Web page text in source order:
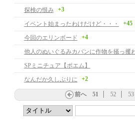
探検の恨み +3
イベント始まったわけだけど・・・ +45
今回のエリンボード +4
他人のぬいぐるみカバンに作物を掻っ攫
SPミニチュア【ポエム】
なんだか久しぶりに
+2
前へ 51 52 53